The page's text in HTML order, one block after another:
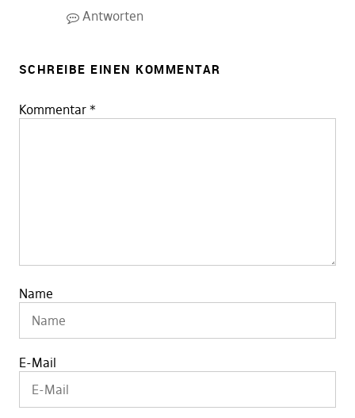
Antworten
SCHREIBE EINEN KOMMENTAR
Kommentar *
Name
E-Mail